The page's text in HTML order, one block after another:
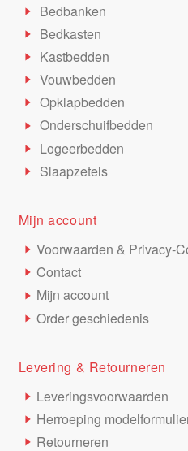
Bedbanken
Bedkasten
Kastbedden
Vouwbedden
Opklapbedden
Onderschuifbedden
Logeerbedden
Slaapzetels
Mijn account
Voorwaarden & Privacy-
Contact
Mijn account
Order geschiedenis
Levering & Retourneren
Leveringsvoorwaarden
Herroeping
Retourneren